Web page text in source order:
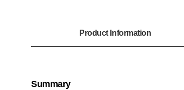
Product Information
Summary